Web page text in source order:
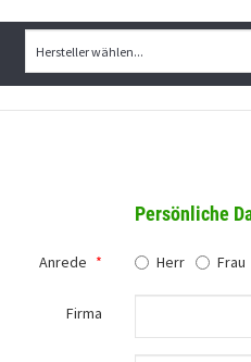
Persönliche
Anrede * Herr Frau
Firma